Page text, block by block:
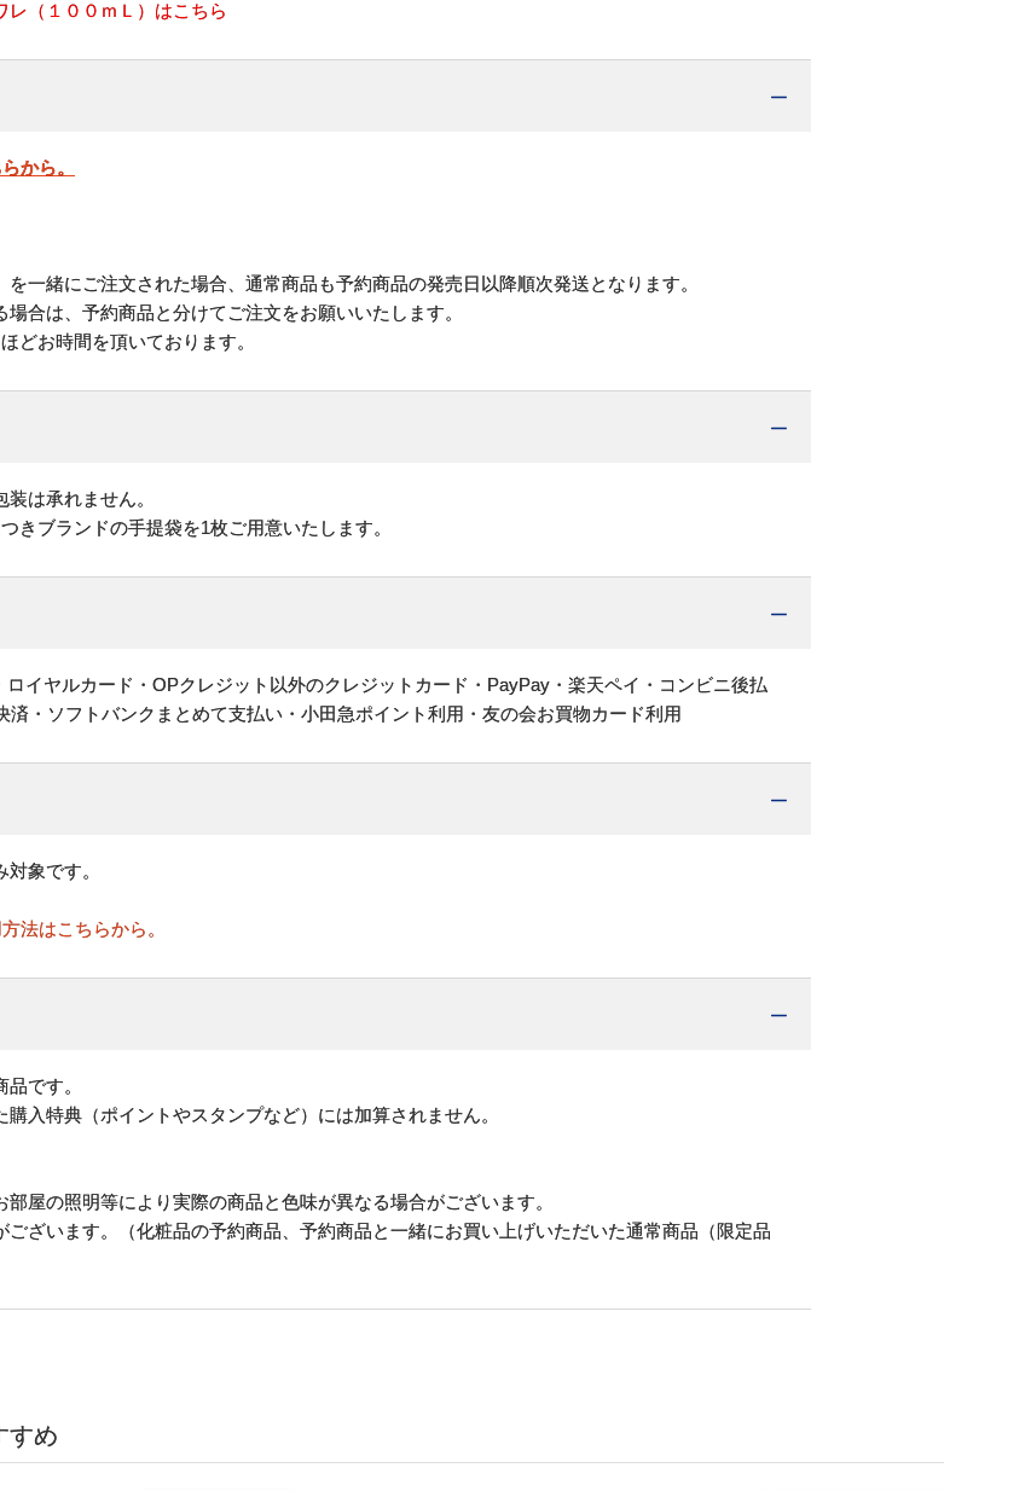
（１００ｍＬ）はこちら
から。
を一緒にご注文された場合、通常商品も予約商品の発売日以降順次発送となります。
合は、予約商品と分けてご注文をお願いいたします。
どお時間を頂いております。
は承れません。
きブランドの手提袋を1枚ご用意いたします。
イヤルカード・OPクレジット以外のクレジットカード・PayPay・楽天ペイ・コンビニ後払
済・ソフトバンクまとめて支払い・小田急ポイント利用・友の会お買物カード利用
象です。
法はこちらから。
です。
入特典（ポイントやスタンプなど）には加算されません。
屋の照明等により実際の商品と色味が異なる場合がございます。
ざいます。（化粧品の予約商品、予約商品と一緒にお買い上げいただいた通常商品（限定品
すめ